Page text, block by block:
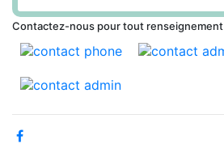
Contactez-nous pour tout renseignement